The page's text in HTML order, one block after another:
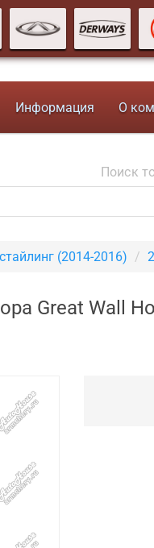
Информация О
(2014-2016)
Great Wall